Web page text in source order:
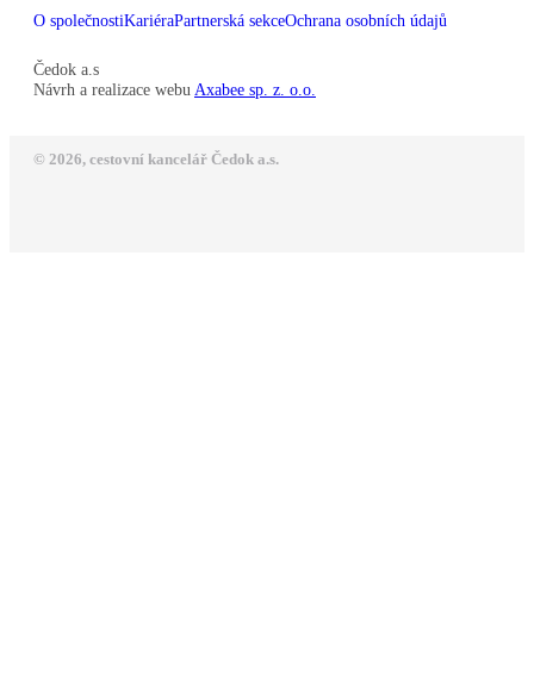
O společnostiKariéraPartnerská sekceOchrana osobních údajů
Čedok a.s
Návrh a realizace webu Axabee sp. z. o.o.
© 2026, cestovní kancelář Čedok a.s.